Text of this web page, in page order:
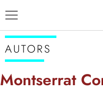
AUTORS
Montserrat